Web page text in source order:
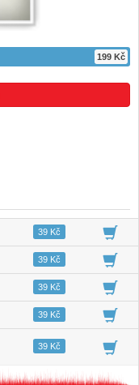
199 Kč
04:5239 Kč
04:3239 Kč
04:0139 Kč
04:3239 Kč
04:1239 Kč